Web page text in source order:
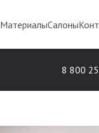
МатериалыСалоны
8 800